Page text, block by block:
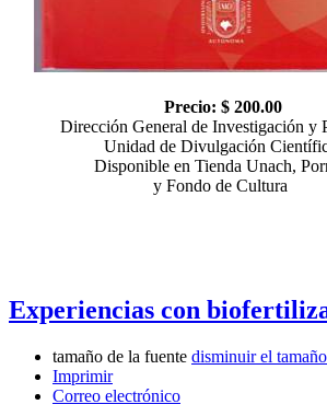
Precio: $ 200.00
Dirección General de Investigación y
Unidad de Divulgación
Disponible en Tienda Unach,
y Fondo de Cultura
Experiencias con
tamaño de la fuente disminuir el
Imprimir
Correo electrónico